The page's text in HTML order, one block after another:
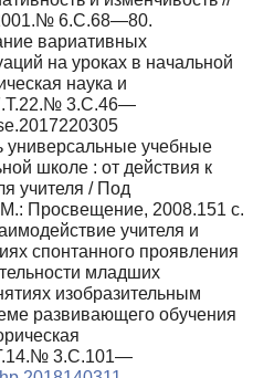
6.С.68—80.
вариативных
на уроках в начальной
наука и
3.С.46—
универсальные учебные
школе : от действия к
учителя / Под
Просвещение, 2008.151 с.
учителя и
спонтанного проявления
младших
изобразительным
развивающего обучения
3.С.101—